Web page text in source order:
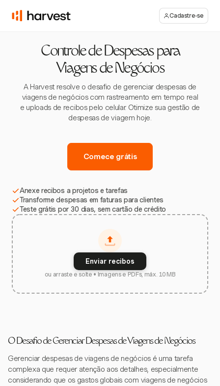
Cadastre-se
Controle de Despesas para
Viagens de Negócios
A Harvest resolve o desafio de gerenciar despesas de
viagens de negócios com rastreamento em tempo real
e uploads de recibos pelo celular. Otimize sua gestão de
despesas de viagem hoje.
Comece grátis
Anexe recibos a projetos e tarefas
Transforme despesas em faturas para clientes
Teste grátis por 30 dias, sem cartão de crédito
Enviar recibos
ou arraste e solte • Imagens e PDFs, máx. 10 MB
O Desafio de Gerenciar Despesas de Viagens de Negócios
Gerenciar despesas de viagens de negócios é uma tarefa
complexa que requer atenção aos detalhes, especialmente
considerando que os gastos globais com viagens de negócios